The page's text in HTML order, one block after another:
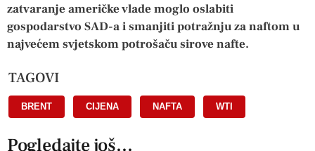
zatvaranje američke vlade moglo oslabiti
gospodarstvo SAD-a i smanjiti potražnju za naftom u
najvećem svjetskom potrošaču sirove nafte.
TAGOVI
BRENT CIJENA NAFTA WTI
Pogledajte još...